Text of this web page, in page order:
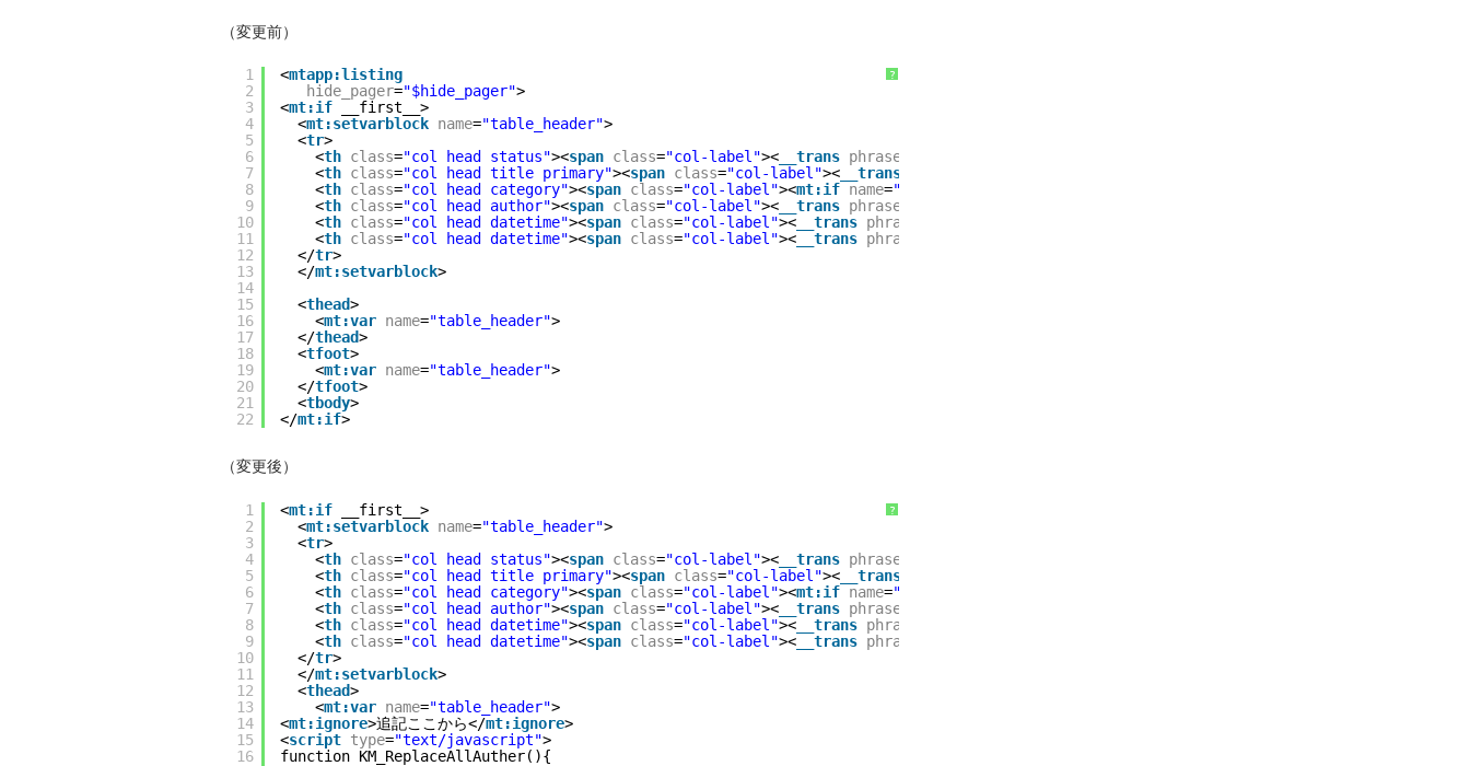
（変更前）
?
1
2
3
4
5
6
7
8
9
10
11
12
13
14
15
16
17
18
19
20
21
22
<mtapp:listing
hide_pager="$hide_pager">
<mt:if
__first__>
<mt:setvarblock name="table_header">
<tr>
<th class="col head status"><span class="col-label"><__trans phrase
<th class="col head title primary"><span class="col-label"><__trans
<th class="col head category"><span class="col-label"><mt:if name="object_type"
<th class="col head author"><span class="col-label"><__trans phrase
<th class="col head datetime"><span class="col-label"><__trans phrase
<th class="col head datetime"><span class="col-label"><__trans phrase
</tr>
</mt:setvarblock>
<thead>
<mt:var name="table_header">
</thead>
<tfoot>
<mt:var name="table_header">
</tfoot>
<tbody>
</mt:if>
（変更後）
?
1
2
3
4
5
6
7
8
9
10
11
12
13
14
15
16
<mt:if
__first__>
<mt:setvarblock name="table_header">
<tr>
<th class="col head status"><span class="col-label"><__trans phrase
<th class="col head title primary"><span class="col-label"><__trans
<th class="col head category"><span class="col-label"><mt:if name="object_type"
<th class="col head author"><span class="col-label"><__trans phrase
<th class="col head datetime"><span class="col-label"><__trans phrase
<th class="col head datetime"><span class="col-label"><__trans phrase
</tr>
</mt:setvarblock>
<thead>
<mt:var name="table_header">
<mt:ignore>追記ここから</mt:ignore>
<script type="text/javascript">
function KM_ReplaceAllAuther(){